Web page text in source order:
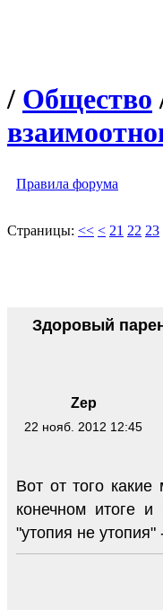
/ Общество
Правила форума
Страницы: << < 21 22 23
Zep
22 нояб. 2012 12:45
Здоровый
Вот от того
конечном итоге и
"утопия не утопия"